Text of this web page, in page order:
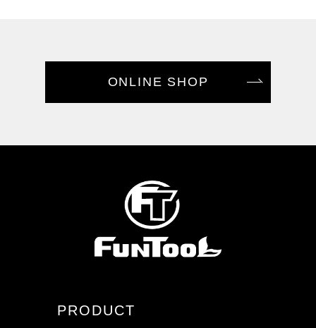
ONLINE SHOP
PRODUCT